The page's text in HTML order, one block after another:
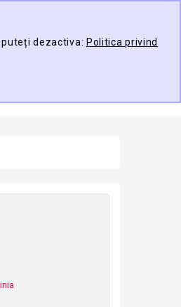
dezactiva: Politica privind